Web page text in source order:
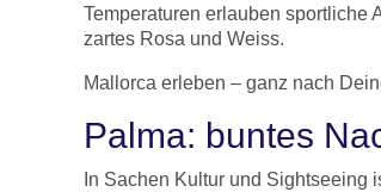
Temperaturen erlauben sportliche
zartes Rosa und Weiss.
Mallorca erleben – ganz nach
Palma: buntes
In Sachen Kultur und Sightseeing